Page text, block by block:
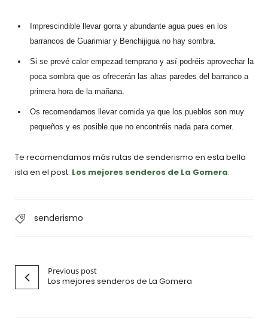
Imprescindible llevar gorra y abundante agua pues en los
barrancos de Guarimiar y Benchijigua no hay sombra.
Si se prevé calor empezad temprano y así podréis aprovechar la
poca sombra que os ofrecerán las altas paredes del barranco a
primera hora de la mañana.
Os recomendamos llevar comida ya que los pueblos son muy
pequeños y es posible que no encontréis nada para comer.
Te recomendamos más rutas de senderismo en esta bella
isla en el post: Los mejores senderos de La Gomera.
senderismo
Previous post
Los mejores senderos de La Gomera